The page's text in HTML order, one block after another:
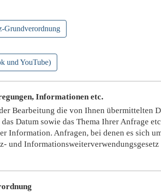
Grundverordnung
und YouTube)
Informationen etc.
Bearbeitung die von Ihnen übermittelten
Datum sowie das Thema Ihrer Anfrage
Information. Anfragen, bei denen es sich
und Informationsweiterverwendungsgesetz